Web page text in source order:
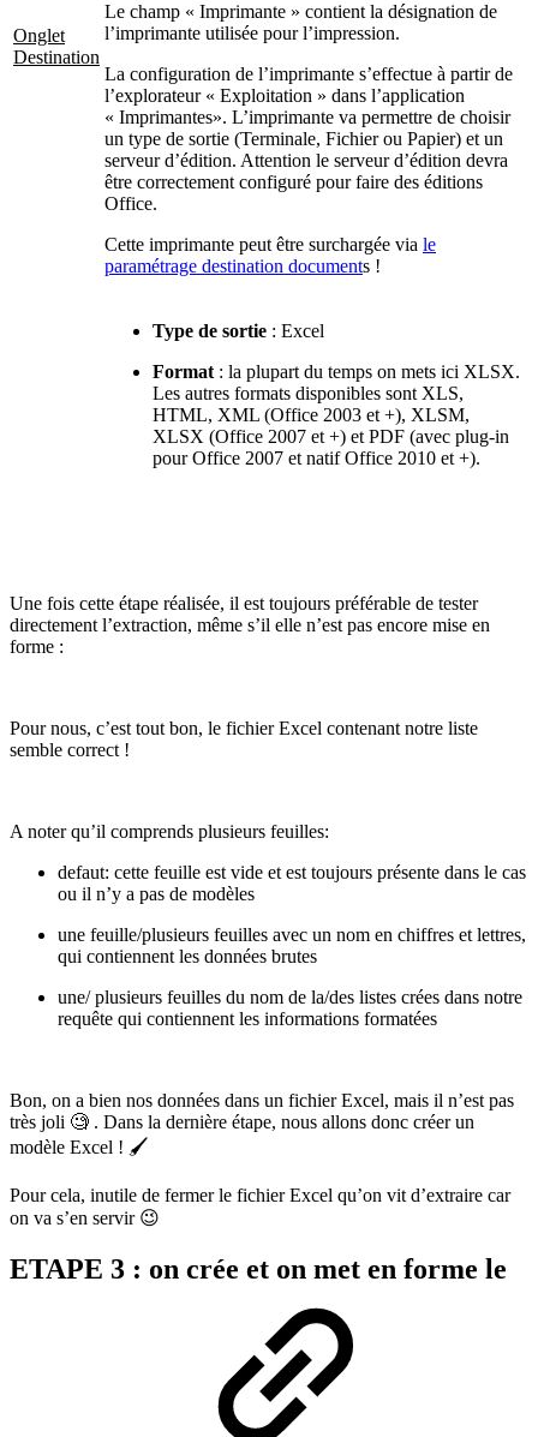
Onglet
Destination
Le champ « Imprimante » contient la désignation de
l’imprimante utilisée pour l’impression.
La configuration de l’imprimante s’effectue à partir de
l’explorateur « Exploitation » dans l’application
« Imprimantes». L’imprimante va permettre de choisir
un type de sortie (Terminale, Fichier ou Papier) et un
serveur d’édition. Attention le serveur d’édition devra
être correctement configuré pour faire des éditions
Office.
Cette imprimante peut être surchargée via le
paramétrage destination documents !
Type de sortie : Excel
Format : la plupart du temps on mets ici XLSX.
Les autres formats disponibles sont XLS,
HTML, XML (Office 2003 et +), XLSM,
XLSX (Office 2007 et +) et PDF (avec plug-in
pour Office 2007 et natif Office 2010 et +).
Une fois cette étape réalisée, il est toujours préférable de tester
directement l’extraction, même s’il elle n’est pas encore mise en
forme :
Pour nous, c’est tout bon, le fichier Excel contenant notre liste
semble correct !
A noter qu’il comprends plusieurs feuilles:
defaut: cette feuille est vide et est toujours présente dans le cas
ou il n’y a pas de modèles
une feuille/plusieurs feuilles avec un nom en chiffres et lettres,
qui contiennent les données brutes
une/ plusieurs feuilles du nom de la/des listes crées dans notre
requête qui contiennent les informations formatées
Bon, on a bien nos données dans un fichier Excel, mais il n’est pas
très joli 🧐 . Dans la dernière étape, nous allons donc créer un
modèle Excel ! 🖌️
Pour cela, inutile de fermer le fichier Excel qu’on vit d’extraire car
on va s’en servir 😉
ETAPE 3 : on crée et on met en forme le